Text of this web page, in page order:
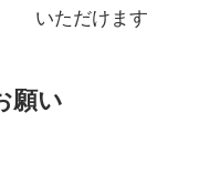
いただけます
願い